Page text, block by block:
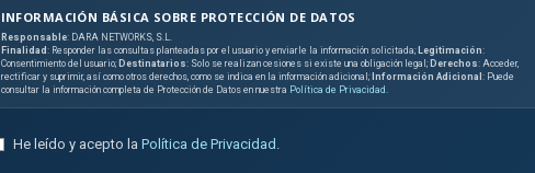
INFORMACIÓN BÁSICA SOBRE PROTECCIÓN DE DATOS
Responsable: DARA NETWORKS, S.L.
Finalidad : Responder las consultas planteadas por el usuario y enviarle la información solicitada; Legitimación:
Consentimiento del usuario; Destinatarios: Solo se realizan cesiones si existe una obligación legal; Derechos: Acceder,
rectificar y suprimir, así como otros derechos, como se indica en la información adicional; Información Adicional : Puede
consultar la información completa de Protección de Datos en nuestra Política de Privacidad.
He leído y acepto la Política de Privacidad .